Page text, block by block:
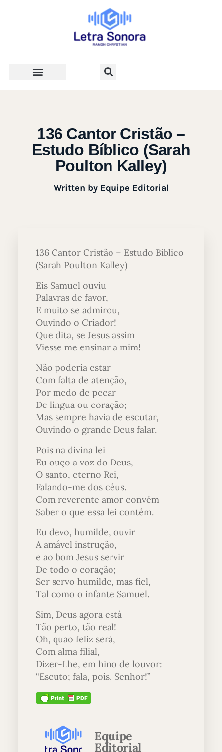
136 Cantor Cristão –
Estudo Bíblico (Sarah
Poulton Kalley)
Written byEquipe Editorial
136 Cantor Cristão – Estudo Bíblico
(Sarah Poulton Kalley)
Eis Samuel ouviu
Palavras de favor,
E muito se admirou,
Ouvindo o Criador!
Que dita, se Jesus assim
Viesse me ensinar a mim!
Não poderia estar
Com falta de atenção,
Por medo de pecar
De língua ou coração;
Mas sempre havia de escutar,
Ouvindo o grande Deus falar.
Pois na divina lei
Eu ouço a voz do Deus,
O santo, eterno Rei,
Falando-me dos céus.
Com reverente amor convém
Saber o que essa lei contém.
Eu devo, humilde, ouvir
A amável instrução,
e ao bom Jesus servir
De todo o coração;
Ser servo humilde, mas fiel,
Tal como o infante Samuel.
Sim, Deus agora está
Tão perto, tão real!
Oh, quão feliz será,
Com alma filial,
Dizer-Lhe, em hino de louvor:
“Escuto; fala, pois, Senhor!”
Equipe
Editorial